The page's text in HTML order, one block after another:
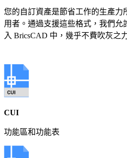
您的自訂資產是節省工作的生產力
用者。通過支援這些格式，我們允
入 BricsCAD 中，幾乎不費吹灰之
CUI
功能區和功能表